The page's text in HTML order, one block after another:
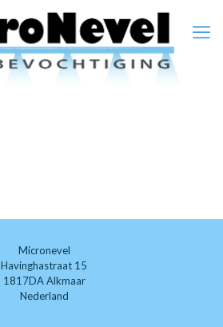
Micronevel
Havinghastraat 15
1817DA Alkmaar
Nederland